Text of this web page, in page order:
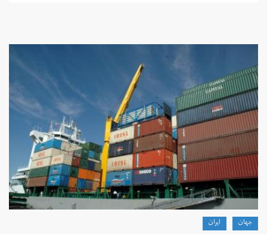
جهان ايران